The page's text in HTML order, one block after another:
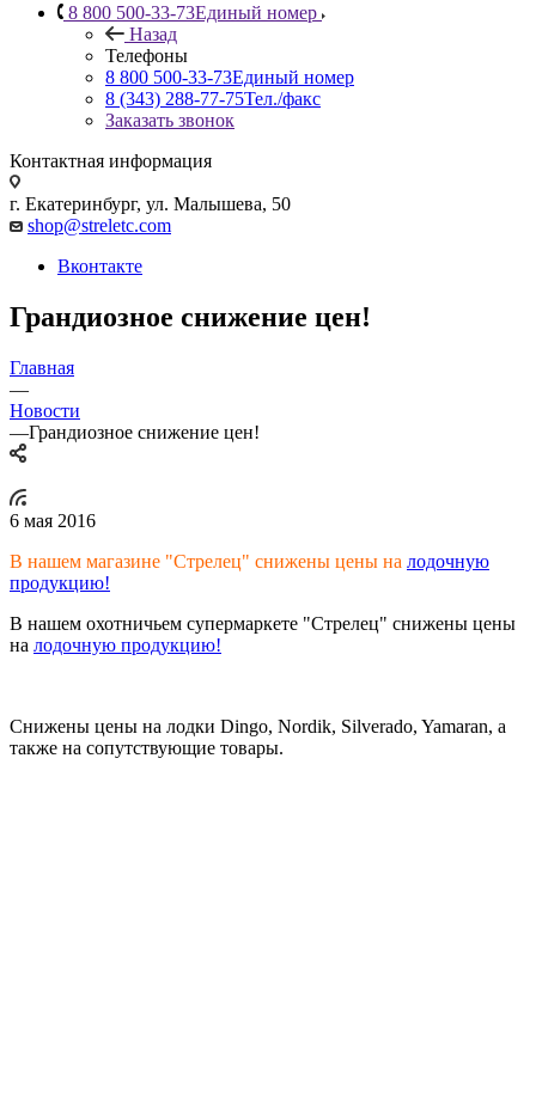
8 800 500-33-73Единый номер
Назад
Телефоны
8 800 500-33-73Единый номер
8 (343) 288-77-75Тел./факс
Заказать звонок
Контактная информация
г. Екатеринбург, ул. Малышева, 50
shop@streletc.com
Вконтакте
Грандиозное снижение цен!
Главная
—
Новости
—Грандиозное снижение цен!
6 мая 2016
В нашем магазине "Стрелец" снижены цены на лодочную
продукцию!
В нашем охотничьем супермаркете "Стрелец" снижены цены
на лодочную продукцию!
Снижены цены на лодки Dingo, Nordik, Silverado, Yamaran, а
также на сопутствующие товары.